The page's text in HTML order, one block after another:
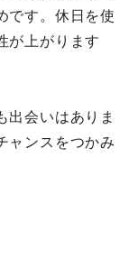
です。休日を使
が上がります
出会いはありま
ャンスをつかみ